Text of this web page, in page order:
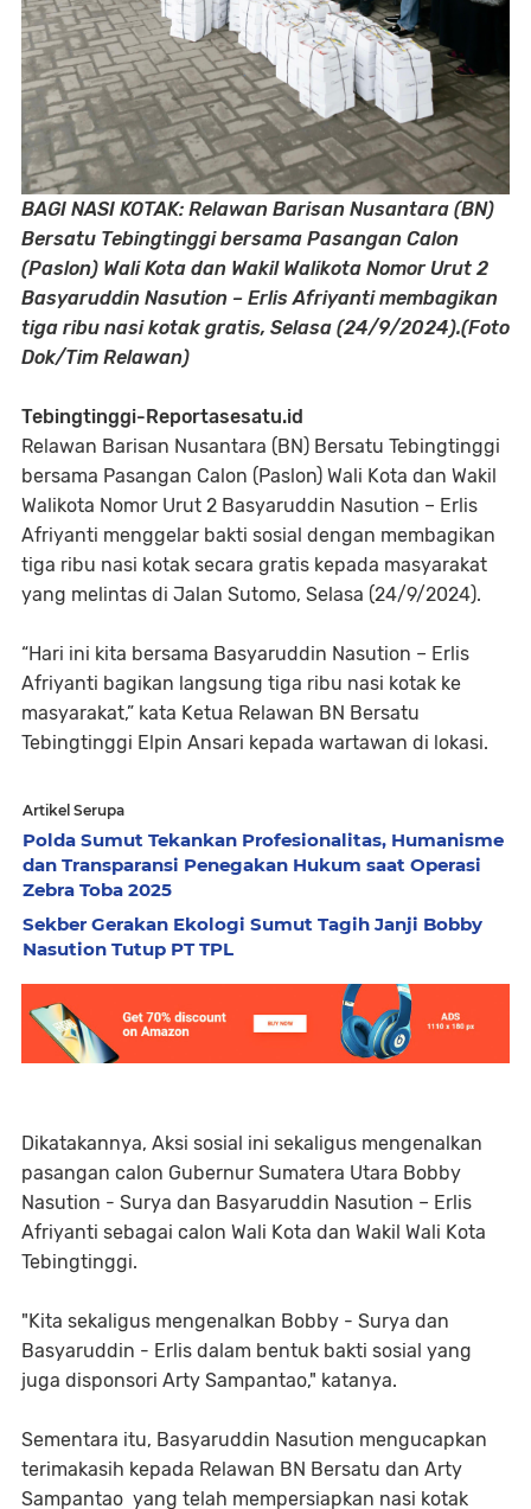
BAGI NASI KOTAK: Relawan Barisan Nusantara (BN)
Bersatu Tebingtinggi bersama Pasangan Calon
(Paslon) Wali Kota dan Wakil Walikota Nomor Urut 2
Basyaruddin Nasution – Erlis Afriyanti membagikan
tiga ribu nasi kotak gratis, Selasa (24/9/2024).(Foto
Dok/Tim Relawan)
Tebingtinggi-Reportasesatu.id
Relawan Barisan Nusantara (BN) Bersatu Tebingtinggi
bersama Pasangan Calon (Paslon) Wali Kota dan Wakil
Walikota Nomor Urut 2 Basyaruddin Nasution – Erlis
Afriyanti menggelar bakti sosial dengan membagikan
tiga ribu nasi kotak secara gratis kepada masyarakat
yang melintas di Jalan Sutomo, Selasa (24/9/2024).
“Hari ini kita bersama Basyaruddin Nasution – Erlis
Afriyanti bagikan langsung tiga ribu nasi kotak ke
masyarakat,” kata Ketua Relawan BN Bersatu
Tebingtinggi Elpin Ansari kepada wartawan di lokasi.
Artikel Serupa
Polda Sumut Tekankan Profesionalitas, Humanisme
dan Transparansi Penegakan Hukum saat Operasi
Zebra Toba 2025
Sekber Gerakan Ekologi Sumut Tagih Janji Bobby
Nasution Tutup PT TPL
Dikatakannya, Aksi sosial ini sekaligus mengenalkan
pasangan calon Gubernur Sumatera Utara Bobby
Nasution - Surya dan Basyaruddin Nasution – Erlis
Afriyanti sebagai calon Wali Kota dan Wakil Wali Kota
Tebingtinggi.
"Kita sekaligus mengenalkan Bobby - Surya dan
Basyaruddin - Erlis dalam bentuk bakti sosial yang
juga disponsori Arty Sampantao," katanya.
Sementara itu, Basyaruddin Nasution mengucapkan
terimakasih kepada Relawan BN Bersatu dan Arty
Sampantao yang telah mempersiapkan nasi kotak